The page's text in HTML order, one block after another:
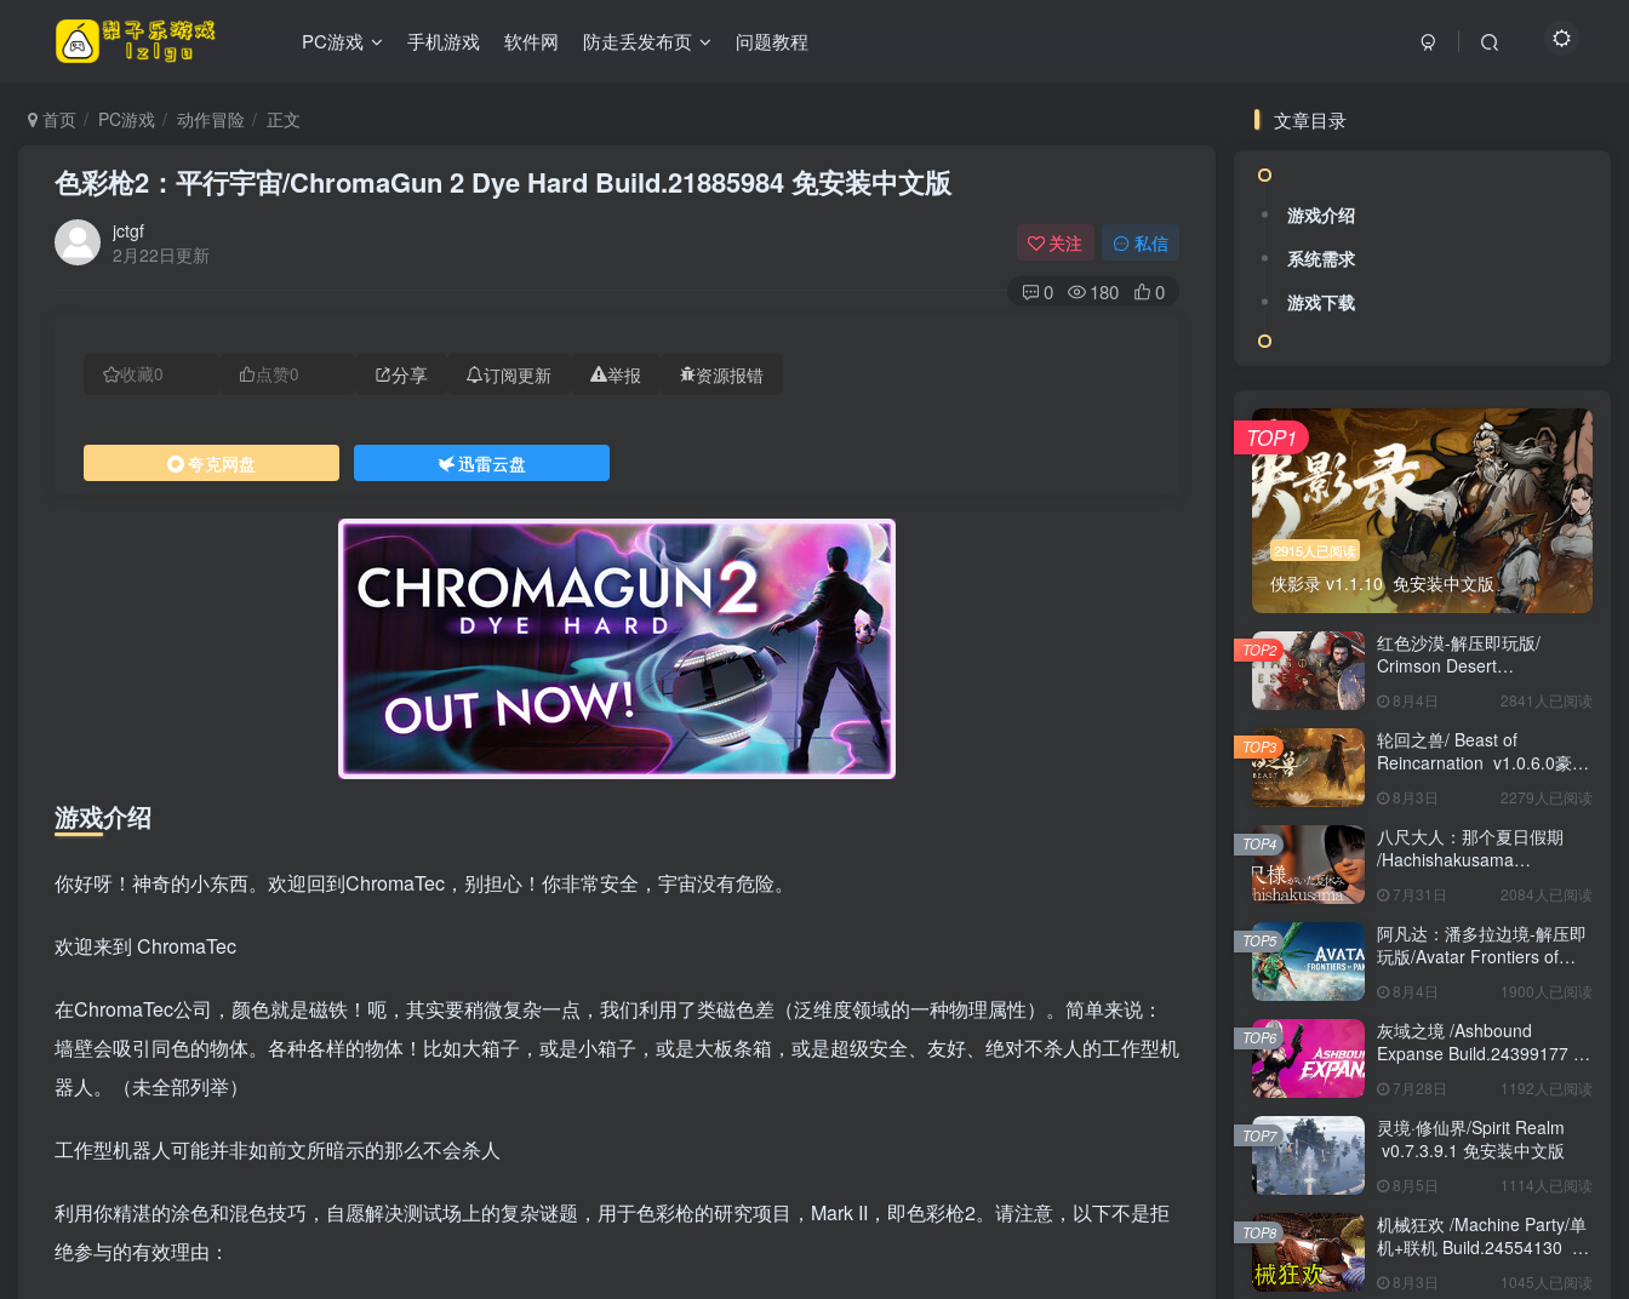
PC游戏 手机游戏 软件网 防走丢发布页 问题教程
首页 PC游戏 动作冒险 正文
色彩枪2：平行宇宙/ChromaGun 2 Dye Hard Build.21885984 免安装中文版
jctgf
2月22日更新
关注 私信
0 180 0
收藏0 点赞0 分享 订阅更新 举报 资源报错
夸克网盘 迅雷云盘
游戏介绍
你好呀！神奇的小东西。欢迎回到ChromaTec，别担心！你非常安全，宇宙没有危险。
欢迎来到 ChromaTec
在ChromaTec公司，颜色就是磁铁！呃，其实要稍微复杂一点，我们利用了类磁色差（泛维度领域的一种物理属性）。简单来说：
墙壁会吸引同色的物体。各种各样的物体！比如大箱子，或是小箱子，或是大板条箱，或是超级安全、友好、绝对不杀人的工作型机
器人。（未全部列举）
工作型机器人可能并非如前文所暗示的那么不会杀人
利用你精湛的涂色和混色技巧，自愿解决测试场上的复杂谜题，用于色彩枪的研究项目，Mark II，即色彩枪2。请注意，以下不是拒
绝参与的有效理由：
文章目录
游戏介绍
系统需求
游戏下载
2915人已阅读
侠影录 v1.1.10 免安装中文版
TOP1
红色沙漠-解压即玩版/
Crimson Desert
安装中文版
8月4日 2841人已阅读
TOP2
轮回之兽/ Beast of
Reincarnation v1.0.6.0豪华
8月3日 2279人已阅读
TOP3
八尺大人：那个夏日假期
/Hachishakusama
版 7月31日 2084人已阅读
TOP4
阿凡达：潘多拉边境-解压即
玩版/Avatar Frontiers of
安装中文版
8月4日 1900人已阅读
TOP5
灰域之境 /Ashbound
Expanse Build.24399177 免
7月28日 1192人已阅读
TOP6
灵境·修仙界/Spirit Realm
v0.7.3.9.1 免安装中文版
8月5日 1114人已阅读
TOP7
机械狂欢 /Machine Party/单
机+联机 Build.24554130 免
8月3日 1045人已阅读
TOP8